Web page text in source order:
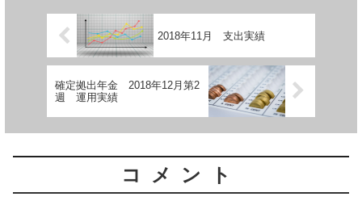
2018年11月 支出実績
確定拠出年金 2018年12月第2
週 運用実績
コメント